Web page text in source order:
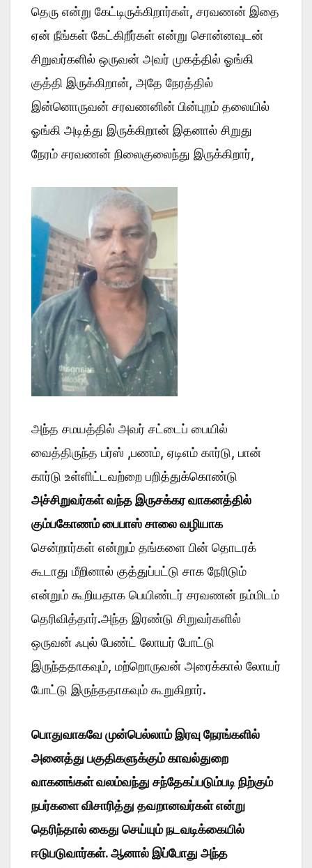
தெரு என்று கேட்டிருக்கிறார்கள், சரவணன் இதை
ஏன் நீங்கள் கேட்கிறீர்கள் என்று சொன்னவுடன்
சிறுவர்களில் ஒருவன் அவர் முகத்தில் ஓங்கி
குத்தி இருக்கிறான், அதே நேரத்தில்
இன்னொருவன் சரவணனின் பின்புறம் தலையில்
ஓங்கி அடித்து இருக்கிறான் இதனால் சிறுது
நேரம் சரவணன் நிலைகுலைந்து இருக்கிறார்,
அந்த சமயத்தில் அவர் சட்டைப் பையில்
வைத்திருந்த பர்ஸ் ,பணம், ஏடிஎம் கார்டு, பான்
கார்டு உள்ளிட்டவற்றை பறித்துக்கொண்டு
அச்சிறுவர்கள் வந்த இருசக்கர வாகனத்தில்
கும்பகோணம் பைபாஸ் சாலை வழியாக
சென்றார்கள் என்றும் தங்களை பின் தொடரக்
கூடாது மீறினால் குத்துப்பட்டு சாக நேரிடும்
என்றும் கூறியதாக பெயிண்டர் சரவணன் நம்மிடம்
தெரிவித்தார்.அந்த இரண்டு சிறுவர்களில்
ஒருவன் ஃபுல் பேண்ட் லோயர் போட்டு
இருந்ததாகவும், மற்றொருவன் அரைக்கால் லோயர்
போட்டு இருந்ததாகவும் கூறுகிறார்.
பொதுவாகவே முன்பெல்லாம் இரவு நேரங்களில்
அனைத்து பகுதிகளுக்கும் காவல்துறை
வாகனங்கள் வலம்வந்து சந்தேகப்படும்படி நிற்கும்
நபர்களை விசாரித்து தவறானவர்கள் என்று
தெரிந்தால் கைது செய்யும் நடவடிக்கையில்
ஈடுபடுவார்கள். ஆனால் இப்போது அந்த